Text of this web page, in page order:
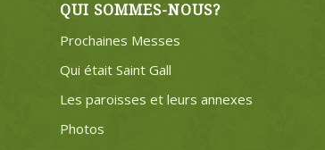
QUI SOMMES-NOUS?
Prochaines Messes
Qui était Saint Gall
Les paroisses et leurs annexes
Photos